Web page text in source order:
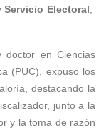
Electoral,
doctor en Ciencias
(PUC), expuso los
destacando la
junto a la
y la toma de razón